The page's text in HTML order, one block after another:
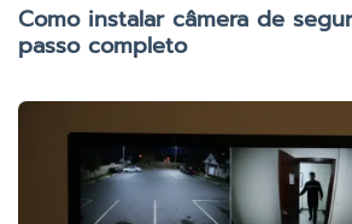
Como instalar câmera de
passo completo